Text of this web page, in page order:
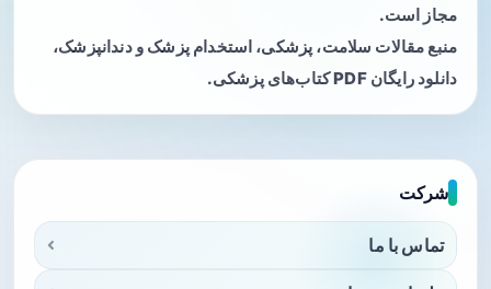
مجاز است.
منبع مقالات سلامت، پزشکی، استخدام پزشک و دندانپزشک،
دانلود رایگان PDF کتاب‌های پزشکی.
شرکت
تماس با ما